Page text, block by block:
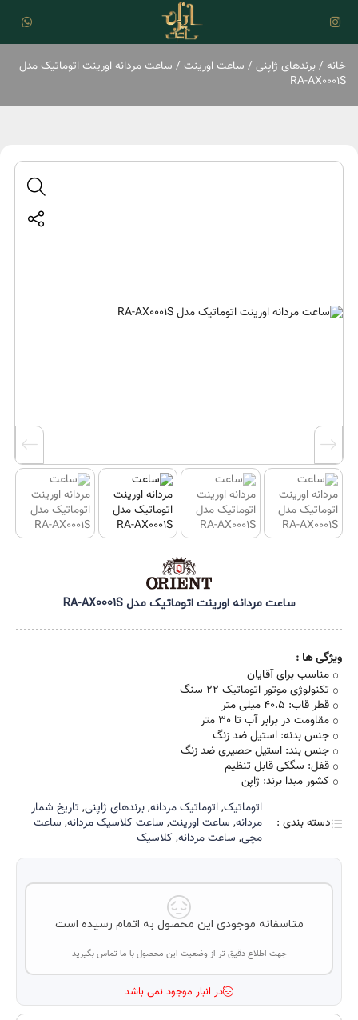
خانه /برند‌های ژاپنی / ساعت اورینت / ساعت مردانه اورینت اتوماتیک مدل
RA-AX0001S
ساعت مردانه اورینت اتوماتیک مدل RA-AX0001S
ویژگی ها :
مناسب برای آقایان
تکنولوژی موتور اتوماتیک 22 سنگ
قطر قاب: 40.5 میلی متر
مقاومت در برابر آب تا 30 متر
جنس بدنه: استیل ضد زنگ
جنس بند: استیل حصیری ضد زنگ
قفل: سگکی قابل تنظیم
کشور مبدا برند: ژاپن
دسته بندی :
اتوماتیک,اتوماتیک مردانه,برند‌های ژاپنی, تاریخ شمار
مردانه, ساعت اورینت, ساعت کلاسیک مردانه, ساعت
مچی, ساعت مردانه, کلاسیک
متاسفانه موجودی این محصول به اتمام رسیده است
جهت اطلاع دقیق تر از وضعیت این محصول با ما تماس بگیرید
در انبار موجود نمی باشد